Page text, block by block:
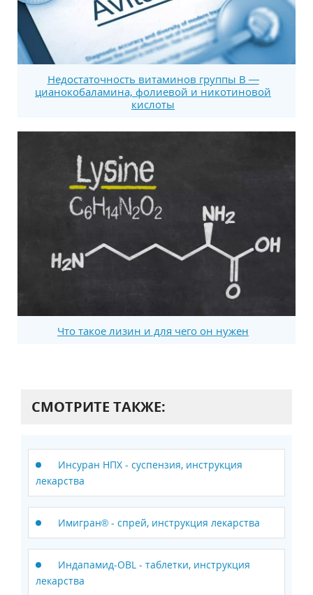
Недостаточность витаминов группы В —
цианокобаламина, фолиевой и никотиновой
кислоты
Что такое лизин и для чего он нужен
СМОТРИТЕ ТАКЖЕ:
Инсуран НПХ - суспензия, инструкция
лекарства
Имигран® - спрей, инструкция лекарства
Индапамид-OBL - таблетки, инструкция
лекарства